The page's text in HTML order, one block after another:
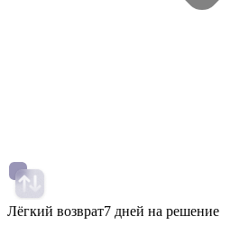
Лёгкий возврат7 дней на решение